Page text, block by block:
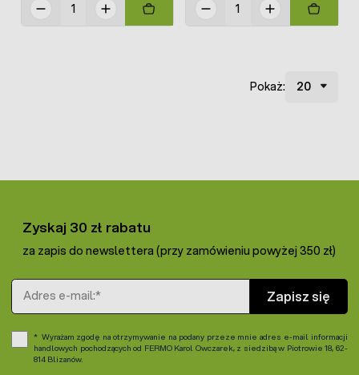
Pokaż:
Zyskaj 30 zł rabatu
za zapis do newslettera (przy zamówieniu powyżej 350 zł)
Adres e-mail
Zapisz się
Wyrażam zgodę na otrzymywanie na podany przeze mnie adres e-mail informacji
handlowych pochodzących od FERMO Karol Owczarek, z siedzibą w Piotrowie 18, 62-
814 Blizanów.